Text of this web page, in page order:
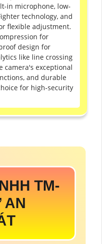
in microphone, low-
technology, and
flexible adjustment.
for
design for
like line crossing
camera's exceptional
and durable
for high-security
TM-
AN